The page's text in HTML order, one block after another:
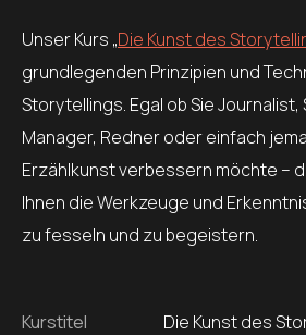
Unser Kurs „Die Kunst des
grundlegenden Prinzipien und
Storytellings. Egal ob Sie Journalist,
Manager, Redner oder einfach
Erzählkunst verbessern möchte –
Ihnen die Werkzeuge und
zu fesseln und zu begeistern.
Kurstitel
Die Kunst des